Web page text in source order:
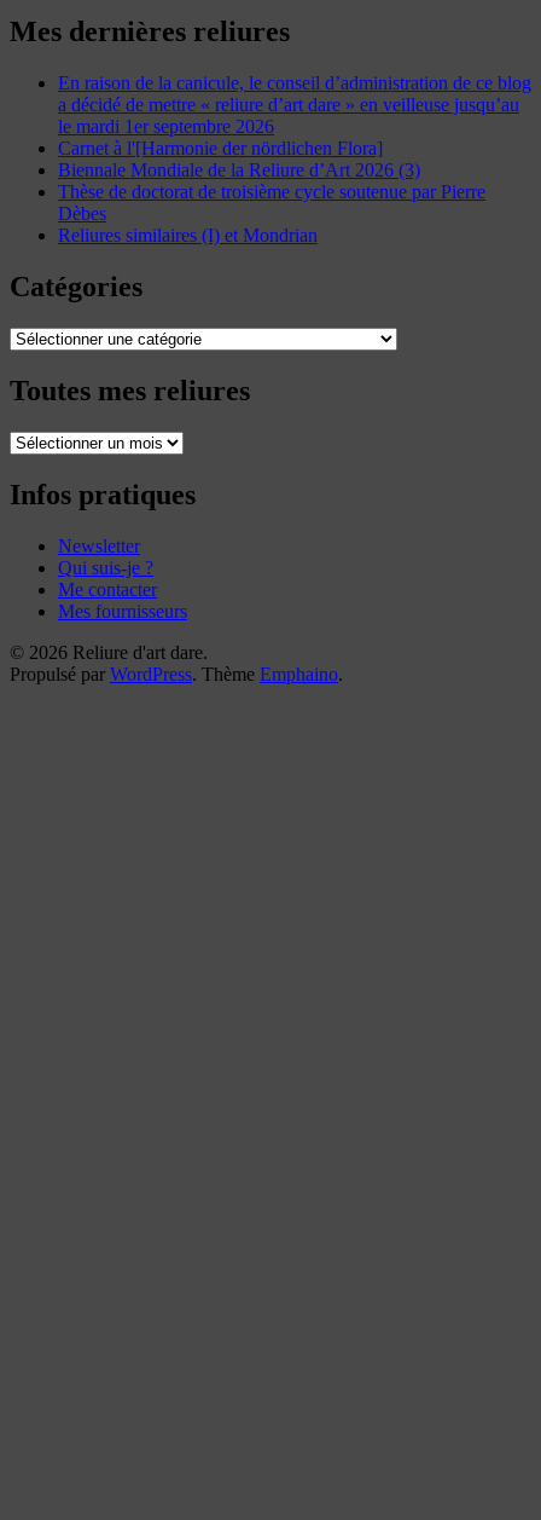
Mes dernières reliures
En raison de la canicule, le conseil d’administration de ce blog
a décidé de mettre « reliure d’art dare » en veilleuse jusqu’au
le mardi 1er septembre 2026
Carnet à l'[Harmonie der nördlichen Flora]
Biennale Mondiale de la Reliure d’Art 2026 (3)
Thèse de doctorat de troisième cycle soutenue par Pierre
Dèbes
Reliures similaires (I) et Mondrian
Catégories
Catégories
Toutes mes reliures
Toutes
reliures
Infos pratiques
Newsletter
Qui suis-je ?
Me contacter
Mes fournisseurs
© 2026 Reliure d'art dare.
Propulsé par WordPress. Thème Emphaino.